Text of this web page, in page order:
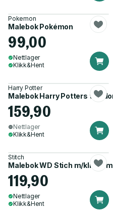
Pokemon
Malebok Pokémon
99,00
Nettlager
Klikk&Hent
Harry Potter
Malebok Harry Potters
159,90
Nettlager
Klikk&Hent
Stitch
Malebok WD Stich m/
119,90
Nettlager
Klikk&Hent